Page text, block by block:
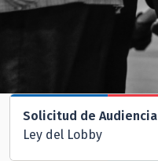
Solicitud de Audiencia
Ley del Lobby